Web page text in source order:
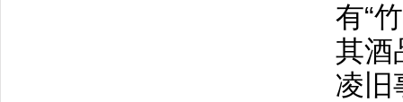
有“
其酒
凌旧